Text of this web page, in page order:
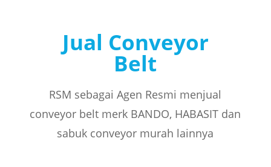
Jual Conveyor
Belt
RSM sebagai Agen Resmi menjual
conveyor belt merk BANDO, HABASIT dan
sabuk conveyor murah lainnya